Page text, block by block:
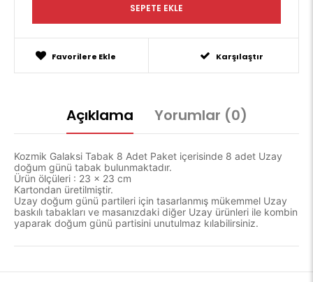
Favorilere Ekle Karşılaştır
Açıklama Yorumlar (0)
Kozmik Galaksi Tabak 8 Adet Paket içerisinde 8 adet Uzay
doğum günü tabak bulunmaktadır.
Ürün ölçüleri : 23 x 23 cm
Kartondan üretilmiştir.
Uzay doğum günü partileri için tasarlanmış mükemmel Uzay
baskılı tabakları ve masanızdaki diğer Uzay ürünleri ile kombin
yaparak doğum günü partisini unutulmaz kılabilirsiniz.